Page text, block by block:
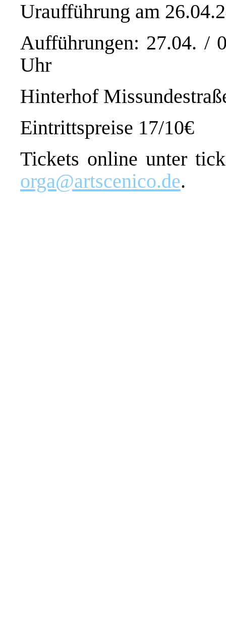
Uraufführung am
Aufführungen: 27.04. /
Uhr
Hinterhof
Eintrittspreise 17/10€
Tickets online unter
orga@artscenico.de.